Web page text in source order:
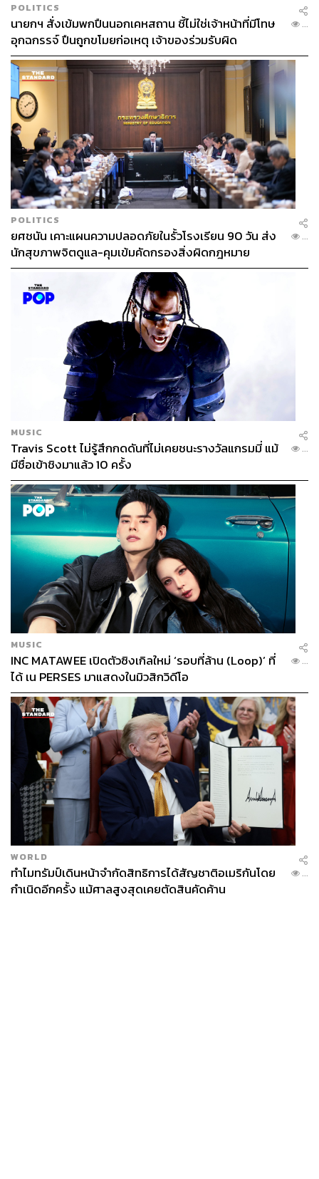
POLITICS
นายกฯ สั่งเข้มพกปืนนอกเคหสถาน ชี้ไม่ใช่เจ้าหน้าที่มีโทษ
อุกฉกรรจ์ ปืนถูกขโมยก่อเหตุ เจ้าของร่วมรับผิด
...
POLITICS
ยศชนัน เคาะแผนความปลอดภัยในรั้วโรงเรียน 90 วัน ส่ง
นักสุขภาพจิตดูแล-คุมเข้มคัดกรองสิ่งผิดกฎหมาย
...
MUSIC
Travis Scott ไม่รู้สึกกดดันที่ไม่เคยชนะรางวัลแกรมมี่ แม้
มีชื่อเข้าชิงมาแล้ว 10 ครั้ง
...
MUSIC
INC MATAWEE เปิดตัวซิงเกิลใหม่ ‘รอบที่ล้าน (Loop)’ ที่
ได้ เน PERSES มาแสดงในมิวสิกวิดีโอ
...
WORLD
ทำไมทรัมป์เดินหน้าจำกัดสิทธิการได้สัญชาติอเมริกันโดย
กำเนิดอีกครั้ง แม้ศาลสูงสุดเคยตัดสินคัดค้าน
...